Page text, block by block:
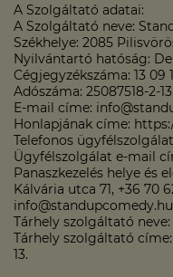
A Szolgáltató adatai:
A Szolgáltató neve:
Székhelye: 2085
Nyilvántartó hatóság:
Cégjegyzékszáma: 13 09
Adószáma: 25087518-2-13
E-mail címe:
Honlapjának címe:
Telefonos
Ügyfélszolgálat e-mail
Panaszkezelés helye és
Kálvária utca 71, +36 70
info@standupcomedy.hu
Tárhely szolgáltató
Tárhely szolgáltató
13.